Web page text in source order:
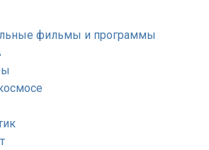
фильмы и программы